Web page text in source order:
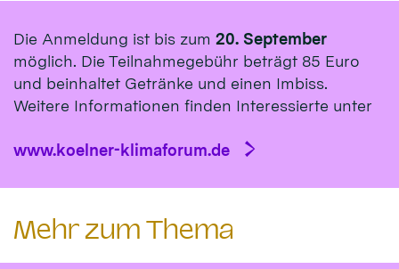
Die Anmeldung ist bis zum 20. September
möglich. Die Teilnahmegebühr beträgt 85 Euro
und beinhaltet Getränke und einen Imbiss.
Weitere Informationen finden Interessierte unter
www.koelner-klimaforum.de
Mehr zum Thema